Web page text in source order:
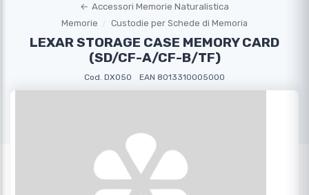
← Accessori Memorie Naturalistica
Memorie
Custodie per Schede di Memoria
LEXAR STORAGE CASE MEMORY CARD
(SD/CF-A/CF-B/TF)
Cod. DX050 EAN 8013310005000